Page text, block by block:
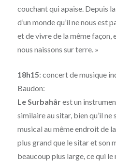
couchant qui apaise. Depuis
d’un monde qu’il ne nous est
et de vivre de la même façon,
nous naissons sur terre. »
18h15: concert de musique
Baudon:
Le Surbahârest un
similaire au sitar, bien qu’il ne
musical au même endroit de
plus grand que le sitar et son
beaucoup plus large, ce qui